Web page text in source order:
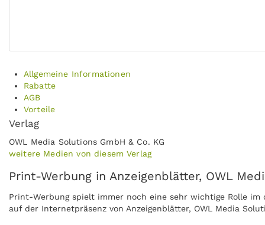
Allgemeine Informationen
Rabatte
AGB
Vorteile
Verlag
OWL Media Solutions GmbH & Co. KG
weitere Medien von diesem Verlag
Print-Werbung in Anzeigenblätter, OWL
Print-Werbung spielt immer noch eine sehr wichtige Rolle
auf der Internetpräsenz von Anzeigenblätter, OWL Media